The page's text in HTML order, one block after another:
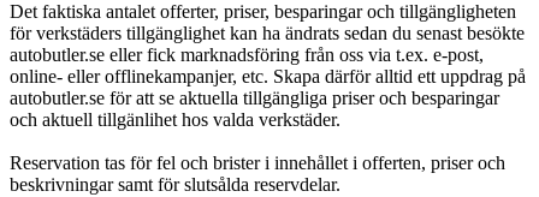
Det faktiska antalet offerter, priser, besparingar och tillgängligheten
för verkstäders tillgänglighet kan ha ändrats sedan du senast besökte
autobutler.se eller fick marknadsföring från oss via t.ex. e-post,
online- eller offlinekampanjer, etc. Skapa därför alltid ett uppdrag på
autobutler.se för att se aktuella tillgängliga priser och besparingar
och aktuell tillgänlihet hos valda verkstäder.
Reservation tas för fel och brister i innehållet i offerten, priser och
beskrivningar samt för slutsålda reservdelar.